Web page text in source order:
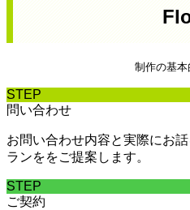
制作の基
STEP
問い合わせ
お問い合わせ内容と実際にお
ランををご提案します。
STEP
ご契約